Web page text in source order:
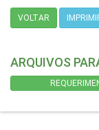
VOLTAR
ARQUIVOS